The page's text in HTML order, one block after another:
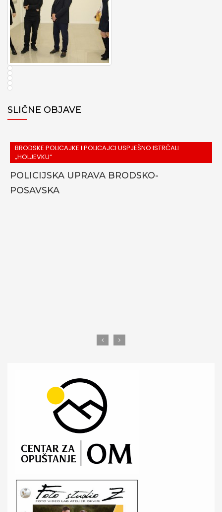
SLIČNE OBJAVE
BRODSKE POLICAJKE I POLICAJCI USPJEŠNO ISTRČALI
„HOLJEVKU“
POLICIJSKA UPRAVA BRODSKO-
POSAVSKA